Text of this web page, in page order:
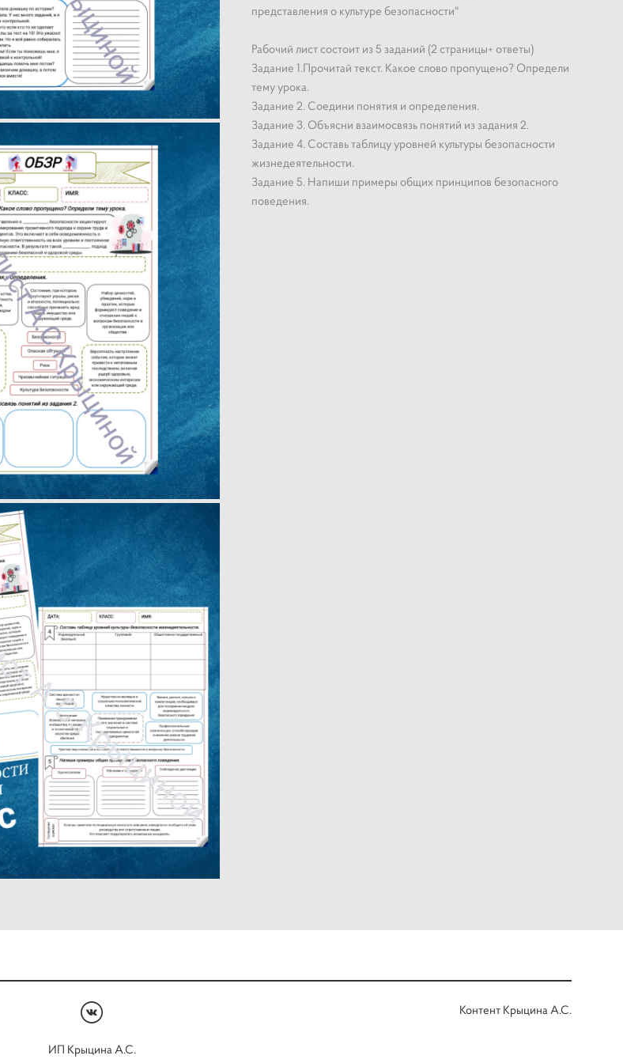
представления о культуре безопасности"
Рабочий лист состоит из 5 заданий (2 страницы+ ответы)
Задание 1.Прочитай текст. Какое слово пропущено? Определи
тему урока.
Задание 2. Соедини понятия и определения.
Задание 3. Объясни взаимосвязь понятий из задания 2.
Задание 4. Составь таблицу уровней культуры безопасности
жизнедеятельности.
Задание 5. Напиши примеры общих принципов безопасного
поведения.
Контент Крыцина А.С.
ИП Крыцина А.С.